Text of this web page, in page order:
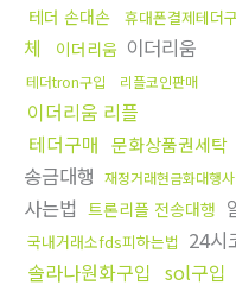
테더 손대손 휴대폰결제테더
체
이더리움 이더리움
테더tron구입 리플코인판매
이더리움 리플
테더구매 문화상품권세탁
송금대행 재정거래현금화대행사
사는법 트론리플 전송대행
국내거래소fds피하는법 24시
솔라나원화구입 sol구입